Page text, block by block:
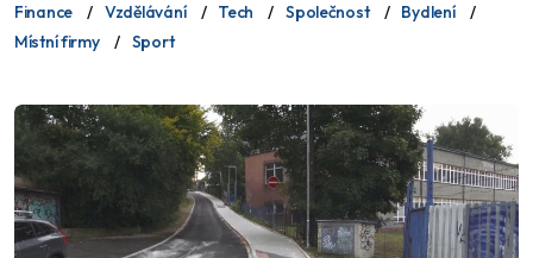
Finance
Vzdělávání Tech Společnost
Bydlení
Místní firmy
Sport